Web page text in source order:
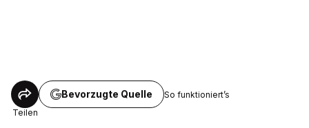
Teilen
Bevorzugte Quelle So funktioniert’s